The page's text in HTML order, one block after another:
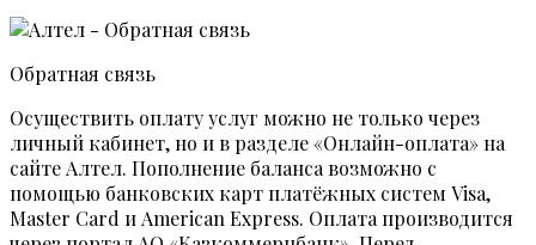
Обратная связь
Осуществить оплату услуг можно не только через
личный кабинет, но и в разделе «Онлайн-оплата» на
сайте Алтел. Пополнение баланса возможно с
помощью банковских карт платёжных систем Visa,
Master Card и American Express. Оплата производится